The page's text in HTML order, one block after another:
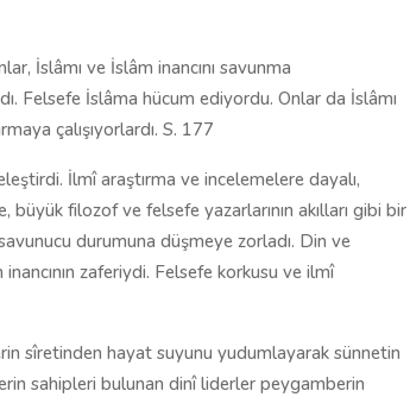
İslâmı ve İslâm inancını savunma
Felsefe İslâma hücum ediyordu. Onlar da İslâmı
çalışıyorlardı. S. 177
İlmî araştırma ve incelemelere dayalı,
filozof ve felsefe yazarlarının akılları gibi bir
durumuna düşmeye zorladı. Din ve
zaferiydi. Felsefe korkusu ve ilmî
sîretinden hayat suyunu yudumlayarak sünnetin
sahipleri bulunan dinî liderler peygamberin